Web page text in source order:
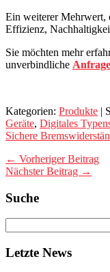
Ein weiterer Mehrwert,
Effizienz,
Sie möchten mehr
unverbindliche
Kategorien: Produkte |
Geräte, Digitales
Sichere
← Vorheriger Beitrag
Nächster Beitrag →
Suche
Letzte News